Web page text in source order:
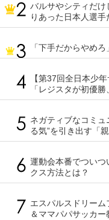
バルサやシティだ
りあった日本人選
「下手だからやめ
【第37回全日本少
「レジスタが初優
ネガティブなコミ
る気”を引き出す「
運動会本番でついつ
クス方法とは？
エスパルスドリーム
＆ママパパサッカー